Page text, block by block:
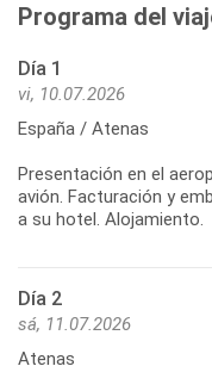
Programa del
Día 1
vi, 10.07.2026
España / Atenas
Presentación en el
avión. Facturación y
a su hotel. Alojamiento.
Día 2
sá, 11.07.2026
Atenas